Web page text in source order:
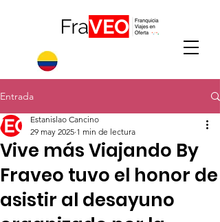
Entrada
Vive más Viajando By
Fraveo tuvo el honor de
asistir al desayuno
Estanislao Cancino
29 may 2025 1 min de lectura